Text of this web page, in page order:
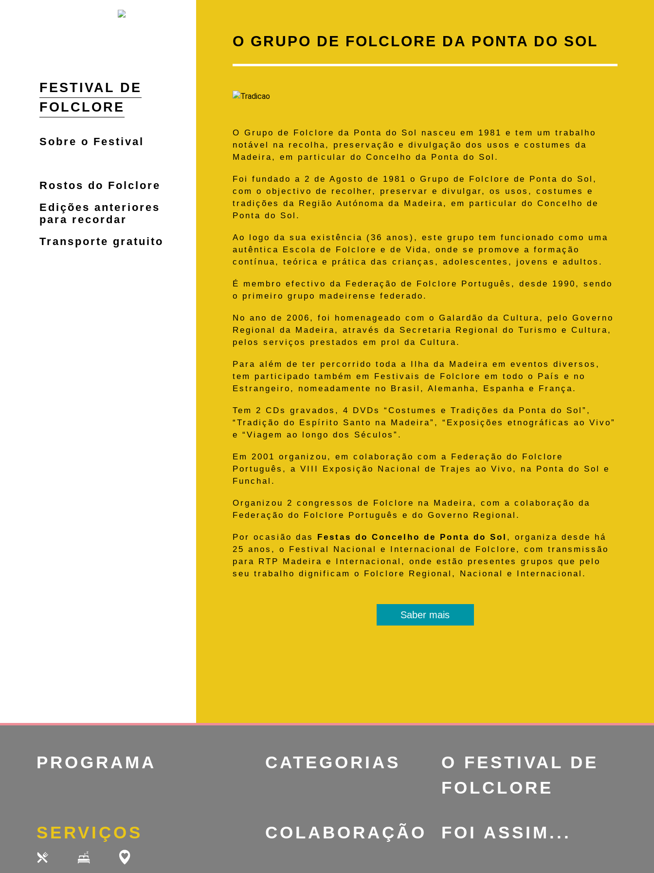
FESTIVAL DE
FOLCLORE
Sobre o Festival
Rostos do Folclore
Edições anteriores
para recordar
Transporte gratuito
O GRUPO DE FOLCLORE DA PONTA DO SOL
O Grupo de Folclore da Ponta do Sol nasceu em 1981 e tem um trabalho
notável na recolha, preservação e divulgação dos usos e costumes da
Madeira, em particular do Concelho da Ponta do Sol.
Foi fundado a 2 de Agosto de 1981 o Grupo de Folclore de Ponta do Sol,
com o objectivo de recolher, preservar e divulgar, os usos, costumes e
tradições da Região Autónoma da Madeira, em particular do Concelho de
Ponta do Sol.
Ao logo da sua existência (36 anos), este grupo tem funcionado como uma
autêntica Escola de Folclore e de Vida, onde se promove a formação
contínua, teórica e prática das crianças, adolescentes, jovens e adultos.
É membro efectivo da Federação de Folclore Português, desde 1990, sendo
o primeiro grupo madeirense federado.
No ano de 2006, foi homenageado com o Galardão da Cultura, pelo Governo
Regional da Madeira, através da Secretaria Regional do Turismo e Cultura,
pelos serviços prestados em prol da Cultura.
Para além de ter percorrido toda a Ilha da Madeira em eventos diversos,
tem participado também em Festivais de Folclore em todo o País e no
Estrangeiro, nomeadamente no Brasil, Alemanha, Espanha e França.
Tem 2 CDs gravados, 4 DVDs “Costumes e Tradições da Ponta do Sol”,
“Tradição do Espírito Santo na Madeira”, “Exposições etnográficas ao Vivo”
e “Viagem ao longo dos Séculos”.
Em 2001 organizou, em colaboração com a Federação do Folclore
Português, a VIII Exposição Nacional de Trajes ao Vivo, na Ponta do Sol e
Funchal.
Organizou 2 congressos de Folclore na Madeira, com a colaboração da
Federação do Folclore Português e do Governo Regional.
Por ocasião das Festas do Concelho de Ponta do Sol , organiza desde há
25 anos, o Festival Nacional e Internacional de Folclore, com transmissão
para RTP Madeira e Internacional, onde estão presentes grupos que pelo
seu trabalho dignificam o Folclore Regional, Nacional e Internacional.
Saber mais
PROGRAMA CATEGORIAS
O FESTIVAL DE
FOLCLORE
SERVIÇOS COLABORAÇÃO FOI ASSIM...